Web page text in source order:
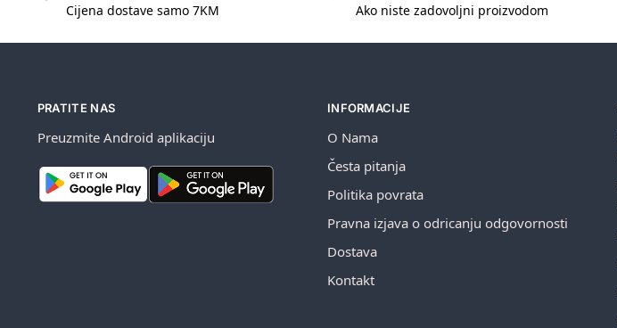
Cijena dostave samo 7KM
Ako niste zadovoljni proizvodom
PRATITE NAS
Preuzmite Android aplikaciju
INFORMACIJE
O Nama
Česta pitanja
Politika povrata
Pravna izjava o odricanju odgovornosti
Dostava
Kontakt